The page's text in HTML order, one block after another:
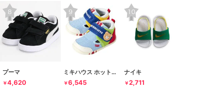
プーマ
￥4,620
ミキハウス ホットビスケッツ
￥6,545
ナイキ
￥2,711